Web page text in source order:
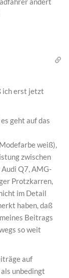
ich erst jetzt
geht auf das
weiß),
zwischen
Q7, AMG-
Protzkarren,
im Detail
haben, daß
Beitrags
so weit
auf
unbedingt